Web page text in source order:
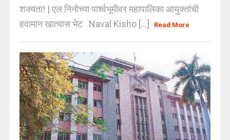
शक्यता! | एल निनोच्या पार्श्वभूमीवर महापालिका आयुक्तांची
हवामान खात्यास भेट Naval Kisho [...]
Read More